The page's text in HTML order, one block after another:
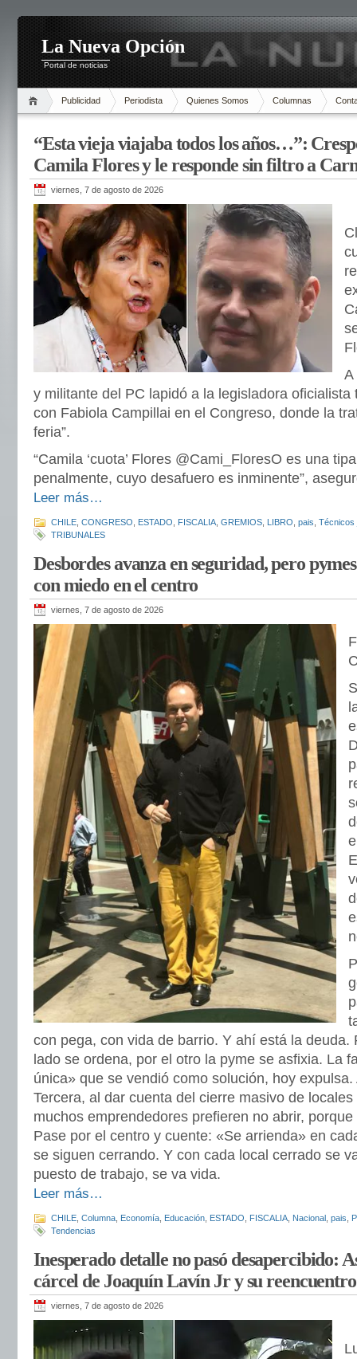
La Nueva Opción
Portal de noticias
Publicidad Periodista Quienes Somos Columnas
“Esta vieja viajaba todos los años…”:
Camila Flores y le responde sin filtro a
viernes, 7 de agosto de 2026
A
y militante del PC lapidó a la legisladora oficialista
con Fabiola Campillai en el Congreso, donde la
feria”.
“Camila ‘cuota’ Flores @Cami_FloresO es una
penalmente, cuyo desafuero es inminente”,
Leer más…
CHILE CONGRESO ESTADO FISCALIA GREMIOS LIBRO pais Técnicos
TRIBUNALES
Desbordes avanza en seguridad, pero
con miedo en el centro
viernes, 7 de agosto de 2026
con pega, con vida de barrio. Y ahí está la deuda.
lado se ordena, por el otro la pyme se asfixia. La
única» que se vendió como solución, hoy
Tercera, al dar cuenta del cierre masivo de
muchos emprendedores prefieren no abrir,
Pase por el centro y cuente: «Se arrienda» en
se siguen cerrando. Y con cada local cerrado se
puesto de trabajo, se va vida.
Leer más…
CHILE Columna Economía Educación ESTADO FISCALIA Nacional pais
Tendencias
Inesperado detalle no pasó desapercibido:
cárcel de Joaquín Lavín Jr y su
viernes, 7 de agosto de 2026